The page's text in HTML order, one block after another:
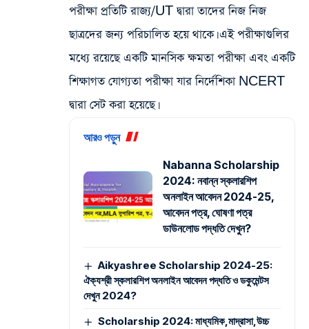
পরীক্ষা প্রতিটি রাজ্য/UT দ্বারা তাদের নিজ নিজ
ছাত্রদের জন্য পরিচালিত হয়ে থাকে। এই পরীক্ষাগুলির
মধ্যে রয়েছে একটি মানসিক ক্ষমতা পরীক্ষা এবং একটি
শিক্ষাগত যোগ্যতা পরীক্ষা যার নির্দেশিকা NCERT
দ্বারা সেট করা হয়েছে।
আরও পড়ুন
Nabanna Scholarship
2024: নবান্ন স্কলারশিপ
অনলাইন আবেদন 2024-25,
আবেদন পত্র, ঘোষণা পত্র
ডাউনলোড পদ্ধতি দেখুন?
Aikyashree Scholarship 2024-25:
ঐক্যশ্রী স্কলারশিপ অনলাইন আবেদন পদ্ধতি ও ডকুমেন্টস
দেখুন 2024?
Scholarship 2024: মাধ্যমিক,মাদ্রাসা,উচ্চ